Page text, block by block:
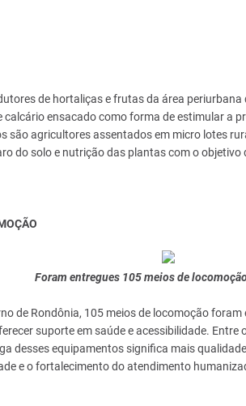
de hortaliças e frutas da área periurbana
calcário ensacado como forma de estimular a
são agricultores assentados em micro lotes
do solo e nutrição das plantas com o
Foram entregues 105 meios de
de Rondônia, 105 meios de locomoção
suporte em saúde e acessibilidade. Entre
desses equipamentos significa mais
e o fortalecimento do atendimento